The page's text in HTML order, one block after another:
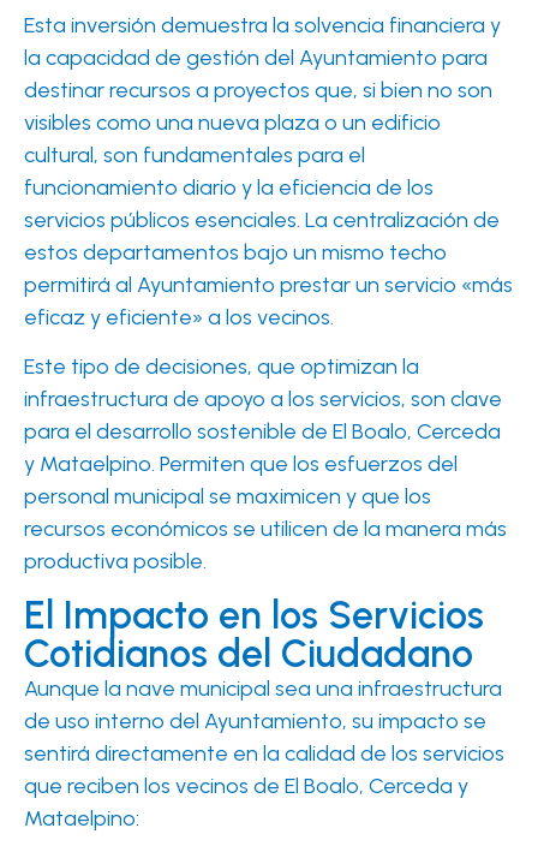
Esta inversión demuestra la solvencia financiera y
la capacidad de gestión del Ayuntamiento para
destinar recursos a proyectos que, si bien no son
visibles como una nueva plaza o un edificio
cultural, son fundamentales para el
funcionamiento diario y la eficiencia de los
servicios públicos esenciales. La centralización de
estos departamentos bajo un mismo techo
permitirá al Ayuntamiento prestar un servicio «más
eficaz y eficiente» a los vecinos.
Este tipo de decisiones, que optimizan la
infraestructura de apoyo a los servicios, son clave
para el desarrollo sostenible de El Boalo, Cerceda
y Mataelpino. Permiten que los esfuerzos del
personal municipal se maximicen y que los
recursos económicos se utilicen de la manera más
productiva posible.
El Impacto en los Servicios
Cotidianos del Ciudadano
Aunque la nave municipal sea una infraestructura
de uso interno del Ayuntamiento, su impacto se
sentirá directamente en la calidad de los servicios
que reciben los vecinos de El Boalo, Cerceda y
Mataelpino: